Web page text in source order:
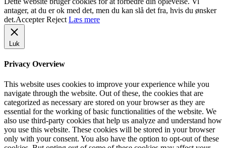
antager, at du er ok med det, men du kan slå det fra, hvis du ønsker
det.Accepter Reject Læs mere
Luk
Privacy Overview
This website uses cookies to improve your experience while you
navigate through the website. Out of these, the cookies that are
categorized as necessary are stored on your browser as they are
essential for the working of basic functionalities of the website. We
also use third-party cookies that help us analyze and understand how
you use this website. These cookies will be stored in your browser
only with your consent. You also have the option to opt-out of these